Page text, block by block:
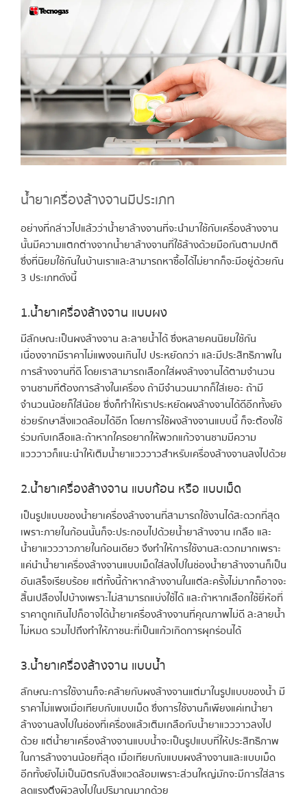
น้ำยาเครื่องล้างจานมีประเภท
อย่างที่กล่าวไปแล้วว่าน้ำยาล้างจานที่จะนำมาใช้กับเครื่องล้างจาน
นั้นมีความแตกต่างจากน้ำยาล้างจานที่ใช้ล้างด้วยมือกันตามปกติ
ซึ่งที่นิยมใช้กันในบ้านเราและสามารถหาซื้อได้ไม่ยากก็จะมีอยู่ด้วยกัน
3 ประเภทดังนี้
1.น้ำยาเครื่องล้างจาน แบบผง
มีลักษณะเป็นผงล้างจาน ละลายน้ำได้ ซึ่งหลายคนนิยมใช้กัน
เนื่องจากมีราคาไม่แพงจนเกินไป ประหยัดกว่า และมีประสิทธิภาพใน
การล้างจานที่ดี โดยเราสามารถเลือกใส่ผงล้างจานได้ตามจำนวน
จานชามที่ต้องการล้างในเครื่อง ถ้ามีจำนวนมากก็ใส่เยอะ ถ้ามี
จำนวนน้อยก็ใส่น้อย ซึ่งก็ทำให้เราประหยัดผงล้างจานได้ดีอีกทั้งยัง
ช่วยรักษาสิ่งแวดล้อมได้อีก โดยการใช้ผงล้างจานแบบนี้ ก็จะต้องใช้
ร่วมกับเกลือและถ้าหากใครอยากให้พวกแก้วจานชามมีความ
แวววาวก็แนะนำให้เติมน้ำยาแวววาวสำหรับเครื่องล้างจานลงไปด้วย
2.น้ำยาเครื่องล้างจาน แบบก้อน หรือ แบบเม็ด
เป็นรูปแบบของน้ำยาเครื่องล้างจานที่สามารถใช้งานได้สะดวกที่สุด
เพราะภายในก้อนนั้นก็จะประกอบไปด้วยน้ำยาล้างจาน เกลือ และ
น้ำยาแวววาวภายในก้อนเดียว จึงทำให้การใช้งานสะดวกมากเพราะ
แค่นำน้ำยาเครื่องล้างจานแบบเม็ดใส่ลงไปในช่องน้ำยาล้างจานก็เป็น
อันเสร็จเรียบร้อย แต่ทั้งนี้ถ้าหากล้างจานในแต่ละครั้งไม่มากก็อาจจะ
สิ้นเปลืองไปบ้างเพราะไม่สามารถแบ่งใช้ได้ และถ้าหากเลือกใช้ยี่ห้อที่
ราคาถูกเกินไปก็อาจได้น้ำยาเครื่องล้างจานที่คุณภาพไม่ดี ละลายน้ำ
ไม่หมด รวมไปถึงทำให้ภาชนะที่เป็นแก้วเกิดการผุกร่อนได้
3.น้ำยาเครื่องล้างจาน แบบน้ำ
ลักษณะการใช้งานก็จะคล้ายกับผงล้างจานแต่มาในรูปแบบของน้ำ มี
ราคาไม่แพงเมื่อเทียบกับแบบเม็ด ซึ่งการใช้งานก็เพียงแค่เทน้ำยา
ล้างจานลงไปในช่องที่เครื่องแล้วเติมเกลือกับน้ำยาแวววาวลงไป
ด้วย แต่น้ำยาเครื่องล้างจานแบบน้ำจะเป็นรูปแบบที่ให้ประสิทธิภาพ
ในการล้างจานน้อยที่สุด เมื่อเทียบกับแบบผงล้างจานและแบบเม็ด
อีกทั้งยังไม่เป็นมิตรกับสิ่งแวดล้อมเพราะส่วนใหญ่มักจะมีการใส่สาร
ลดแรงตึงผิวลงไปในปริมาณมากด้วย